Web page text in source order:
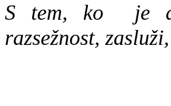
S tem, ko je
razsežnost,